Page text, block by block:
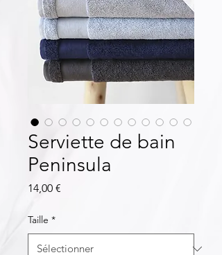
Serviette de bain
Peninsula
14,00 €
Taille *